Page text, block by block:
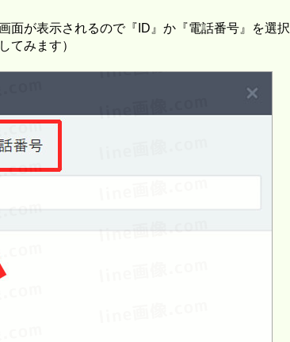
面が表示されるので『ID』か『電話番号』を選択
てみます）